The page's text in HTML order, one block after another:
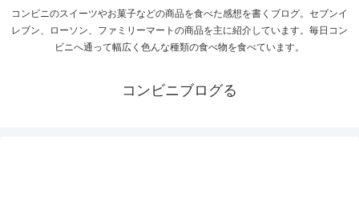
コンビニのスイーツやお菓子などの商品を食べた感想を書くブログ。セブンイ
レブン、ローソン、ファミリーマートの商品を主に紹介しています。毎日コン
ビニへ通って幅広く色んな種類の食べ物を食べています。
コンビニブログる